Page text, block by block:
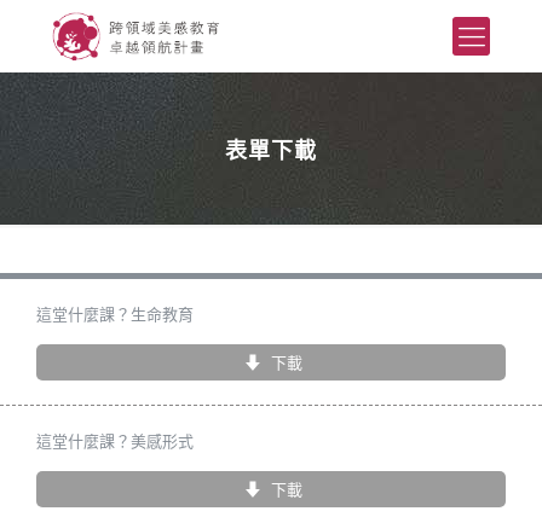
表單下載
這堂什麼課？生命教育
下載
這堂什麼課？美感形式
下載